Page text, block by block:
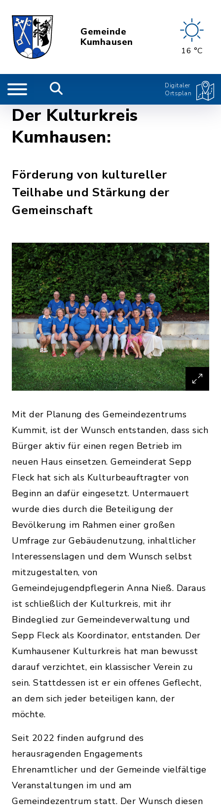
Gemeinde
Kumhausen
16 °C
Digitaler
Ortsplan
Der Kulturkreis
Kumhausen:
Förderung von kultureller
Teilhabe und Stärkung der
Gemeinschaft
Mit der Planung des Gemeindezentrums
Kummit, ist der Wunsch entstanden, dass sich
Bürger aktiv für einen regen Betrieb im
neuen Haus einsetzen. Gemeinderat Sepp
Fleck hat sich als Kulturbeauftragter von
Beginn an dafür eingesetzt. Untermauert
wurde dies durch die Beteiligung der
Bevölkerung im Rahmen einer großen
Umfrage zur Gebäudenutzung, inhaltlicher
Interessenslagen und dem Wunsch selbst
mitzugestalten, von
Gemeindejugendpflegerin Anna Nieß. Daraus
ist schließlich der Kulturkreis, mit ihr
Bindeglied zur Gemeindeverwaltung und
Sepp Fleck als Koordinator, entstanden. Der
Kumhausener Kulturkreis hat man bewusst
darauf verzichtet, ein klassischer Verein zu
sein. Stattdessen ist er ein offenes Geflecht,
an dem sich jeder beteiligen kann, der
möchte.
Seit 2022 finden aufgrund des
herausragenden Engagements
Ehrenamtlicher und der Gemeinde vielfältige
Veranstaltungen im und am
Gemeindezentrum statt. Der Wunsch diesen